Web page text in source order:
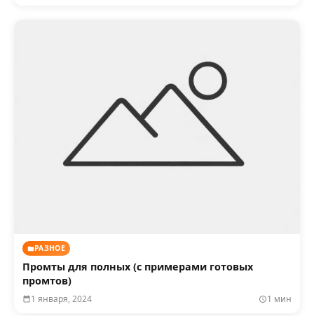
РАЗНОЕ
Промты для полных (с примерами готовых
промтов)
1 января, 2024 1 мин